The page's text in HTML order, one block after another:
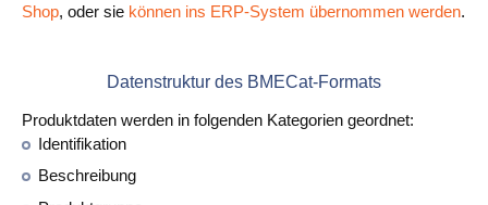
Shop, oder sie können ins ERP-System übernommen werden.
Datenstruktur des BMECat-Formats
Produktdaten werden in folgenden Kategorien geordnet:
Identifikation
Beschreibung